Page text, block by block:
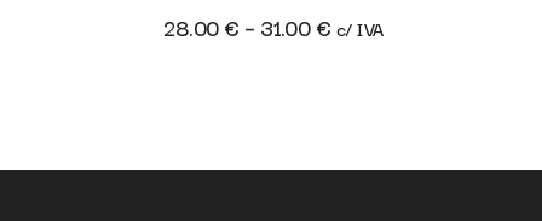
28.00€ – 31.00€ c/ IVA